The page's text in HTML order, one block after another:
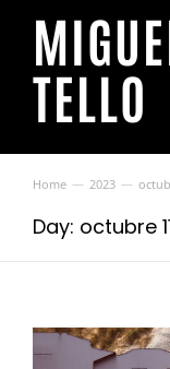
TELLO
You are here:
Home 2023
Day: octubre